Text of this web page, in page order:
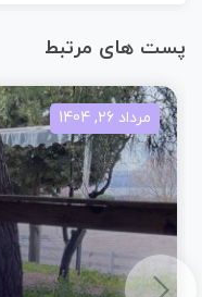
پست های مرتبط
مرداد 26, 1404